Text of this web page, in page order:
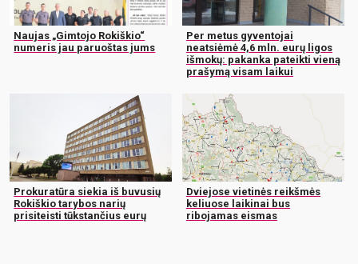
Naujas „Gimtojo Rokiškio“
numeris jau paruoštas jums
Per metus gyventojai
neatsiėmė 4,6 mln. eurų ligos
išmokų: pakanka pateikti vieną
prašymą visam laikui
Prokuratūra siekia iš buvusių
Rokiškio tarybos narių
prisiteisti tūkstančius eurų
Dviejose vietinės reikšmės
keliuose laikinai bus
ribojamas eismas